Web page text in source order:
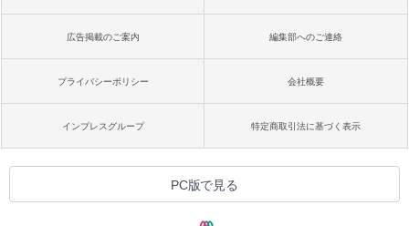
広告掲載のご案内 編集部へのご連絡
プライバシーポリシー 会社概要
インプレスグループ 特定商取引法に基づく表示
PC版で見る